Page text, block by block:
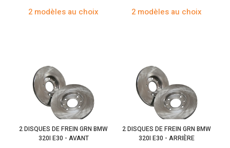
2 modèles au choix 2 modèles au choix
2 DISQUES DE FREIN GRN BMW
320I E30 - AVANT
2 DISQUES DE FREIN GRN BMW
320I E30 - ARRIÈRE